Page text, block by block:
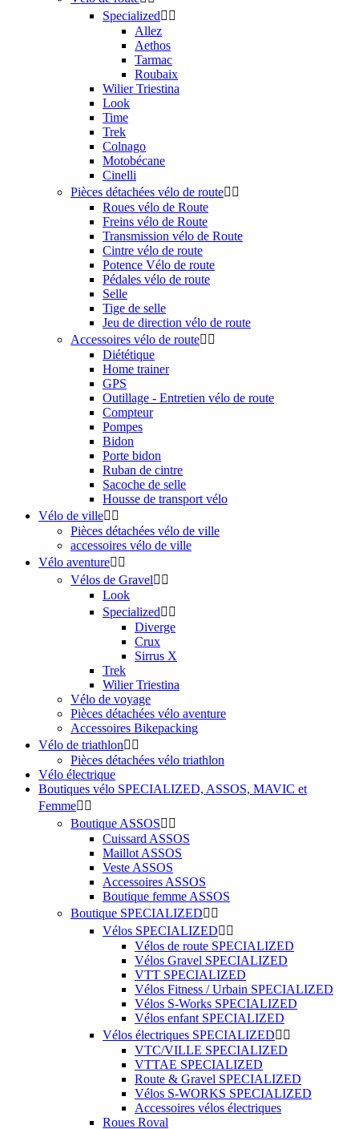
Specialized 
Allez
Aethos
Tarmac
Roubaix
Wilier Triestina
Look
Time
Trek
Colnago
Motobécane
Cinelli
Pièces détachées vélo de route 
Roues vélo de Route
Freins vélo de Route
Transmission vélo de Route
Cintre vélo de route
Potence Vélo de route
Pédales vélo de route
Selle
Tige de selle
Jeu de direction vélo de route
Accessoires vélo de route 
Diététique
Home trainer
GPS
Outillage - Entretien vélo de route
Compteur
Pompes
Bidon
Porte bidon
Ruban de cintre
Sacoche de selle
Housse de transport vélo
Vélo de ville 
Pièces détachées vélo de ville
accessoires vélo de ville
Vélo aventure 
Vélos de Gravel 
Look
Specialized 
Diverge
Crux
Sirrus X
Trek
Wilier Triestina
Vélo de voyage
Pièces détachées vélo aventure
Accessoires Bikepacking
Vélo de triathlon 
Pièces détachées vélo triathlon
Vélo électrique
Boutiques vélo SPECIALIZED, ASSOS, MAVIC et
Femme 
Boutique ASSOS 
Cuissard ASSOS
Maillot ASSOS
Veste ASSOS
Accessoires ASSOS
Boutique femme ASSOS
Boutique SPECIALIZED 
Vélos SPECIALIZED 
Vélos de route SPECIALIZED
Vélos Gravel SPECIALIZED
VTT SPECIALIZED
Vélos Fitness / Urbain SPECIALIZED
Vélos S-Works SPECIALIZED
Vélos enfant SPECIALIZED
Vélos électriques SPECIALIZED 
VTC/VILLE SPECIALIZED
VTTAE SPECIALIZED
Route & Gravel SPECIALIZED
Vélos S-WORKS SPECIALIZED
Accessoires vélos électriques
Roues Roval